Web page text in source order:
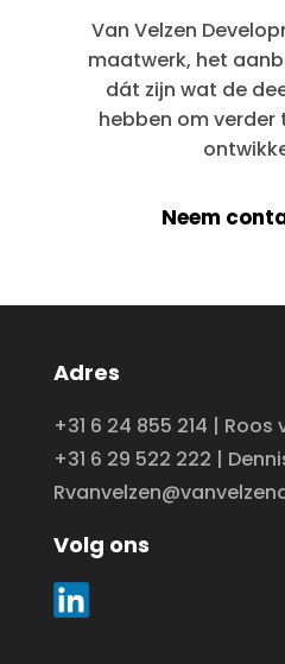
Van Velzen
maatwerk, het
dát zijn wat de
hebben om verder
Neem
Adres
+31 6 24 855 214 | Roos
+31 6 29 522 222 |
Volg ons